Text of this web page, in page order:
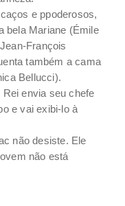
e ppoderosos,
bela Mariane (Émile
François
também a cama
Bellucci).
envia seu chefe
e vai exibi-lo à
não desiste. Ele
não está